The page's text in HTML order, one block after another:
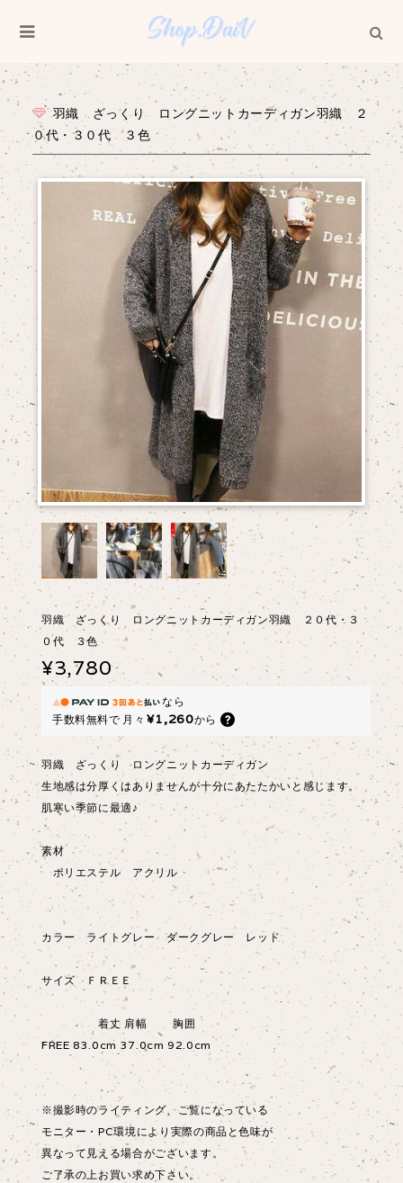
羽織 ざっくり ロングニットカーディガン羽織 ２
０代・３０代 ３色
羽織 ざっくり ロングニットカーディガン羽織 ２０代・３
０代 ３色
¥3,780
なら
手数料無料で 月々 ¥1,260から
羽織 ざっくり ロングニットカーディガン
生地感は分厚くはありませんが十分にあたたかいと感じます。
肌寒い季節に最適♪
素材
ポリエステル アクリル
カラー ライトグレー ダークグレー レッド
サイズ ＦＲＥＥ
着丈 肩幅 胸囲
FREE 83.0cm 37.0cm 92.0cm
※撮影時のライティング、ご覧になっている
モニター・PC環境により実際の商品と色味が
異なって見える場合がございます。
ご了承の上お買い求め下さい。